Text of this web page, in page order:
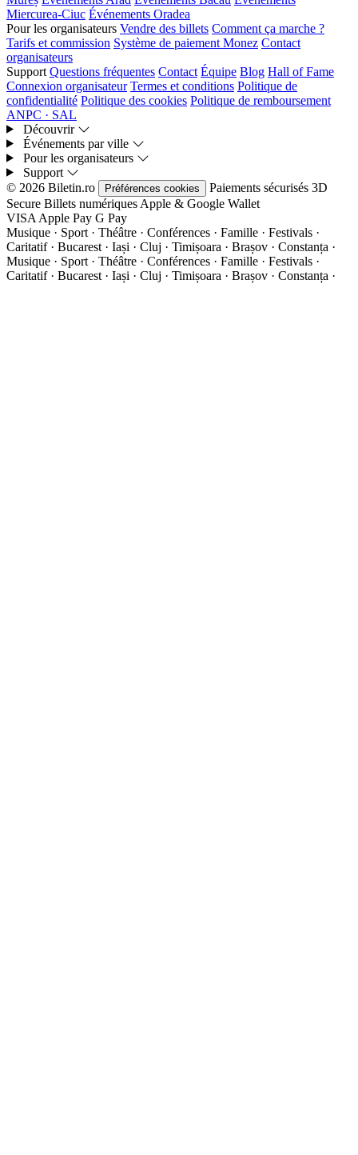
Miercurea-Ciuc Événements Oradea
Pour les organisateurs Vendre des billets Comment ça marche ?
Tarifs et commission Système de paiement Monez Contact
organisateurs
Support Questions fréquentes Contact Équipe Blog Hall of Fame
Connexion organisateur Termes et conditions Politique de
confidentialité Politique des cookies Politique de remboursement
ANPC · SAL
Découvrir
Événements par ville
Pour les organisateurs
Support
© 2026 Biletin.ro
Préférences cookies Paiements sécurisés 3D
Secure Billets numériques Apple & Google Wallet
VISA Apple Pay G Pay
Musique · Sport · Théâtre · Conférences · Famille · Festivals ·
Caritatif · Bucarest · Iași · Cluj · Timișoara · Brașov · Constanța ·
Musique · Sport · Théâtre · Conférences · Famille · Festivals ·
Caritatif · Bucarest · Iași · Cluj · Timișoara · Brașov · Constanța ·